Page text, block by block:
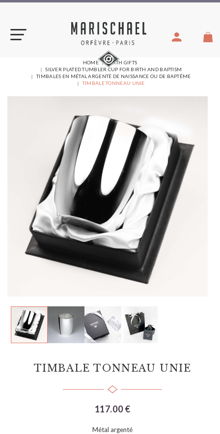
Skip
YOU
ARE
HERE:
HOME
BIRTH GIFTS
SILVER PLATED TUMBLER CUP FOR BIRTH AND BAPTISM
TIMBALES EN MÉTAL ARGENTÉ DE NAISSANCE OU DE BAPTÊME
TIMBALE TONNEAU UNIE
TIMBALE TONNEAU UNIE
117.00 €
Métal argenté